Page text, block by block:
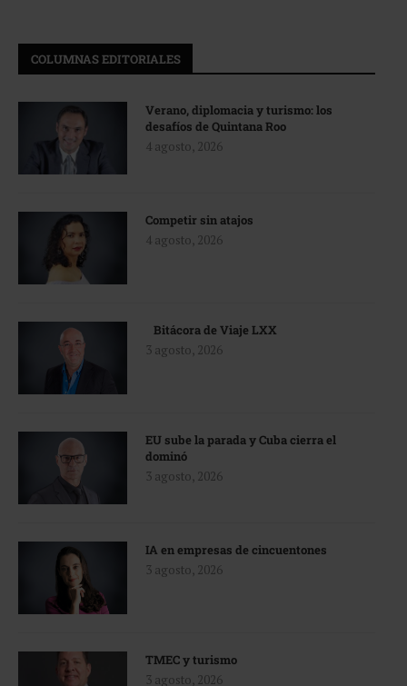
COLUMNAS EDITORIALES
Verano, diplomacia y turismo: los
desafíos de Quintana Roo
4 agosto, 2026
Competir sin atajos
4 agosto, 2026
Bitácora de Viaje LXX
3 agosto, 2026
EU sube la parada y Cuba cierra el
dominó
3 agosto, 2026
IA en empresas de cincuentones
3 agosto, 2026
TMEC y turismo
3 agosto, 2026